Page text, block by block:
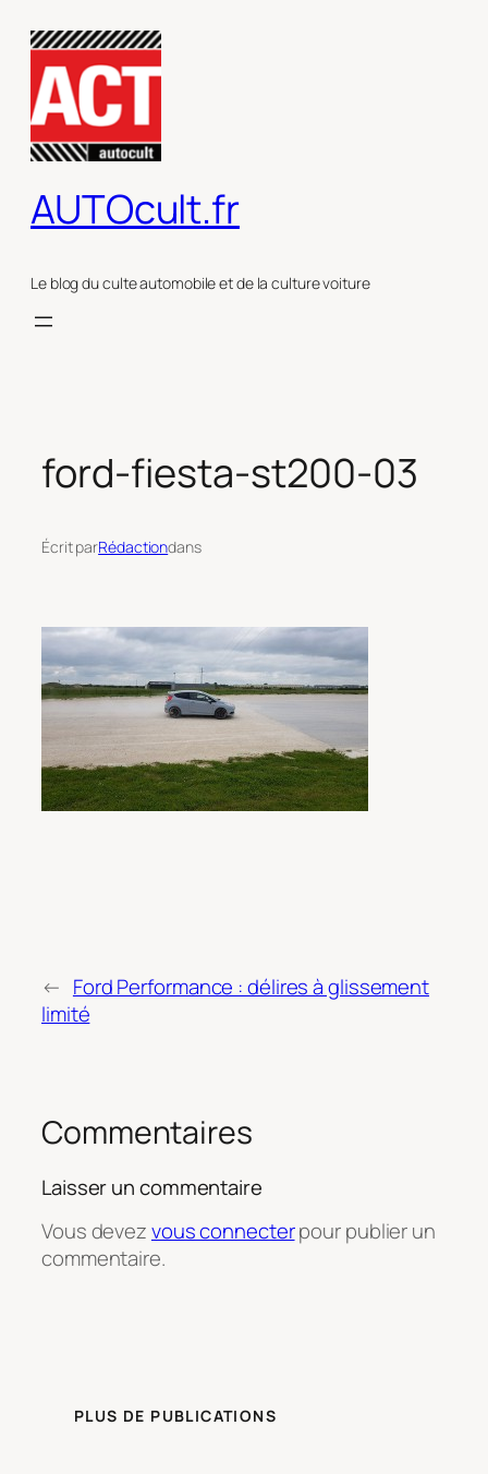
contenu
AUTOcult.fr
Le blog du culte automobile et de la culture voiture
ford-fiesta-st200-03
Écrit parRédactiondans
← Ford Performance : délires à glissement
limité
Commentaires
Laisser un commentaire
Vous devezvous connecterpour publier un
commentaire.
PLUS DE PUBLICATIONS